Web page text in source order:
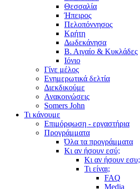
Θεσσαλία
Ήπειρος
Πελοπόννησος
Κρήτη
Δωδεκάνησα
Β. Αιγαίο & Κυκλάδες
Ιόνιο
Γίνε μέλος
Ενημερωτικά δελτία
Διεκδικούμε
Ανακοινώσεις
Somers John
Τι κάνουμε
Επιμόρφωση - εργαστήρια
Προγράμματα
Όλα τα προγράμματα
Κι αν ήσουν εσύ;
Κι αν ήσουν εσυ;
Τι είναι;
FAQ
Media